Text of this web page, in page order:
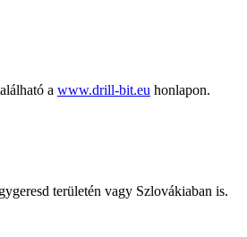
a www.drill-bit.eu honlapon.
területén vagy Szlovákiaban is.